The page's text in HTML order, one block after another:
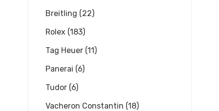
Breitling (22)
Rolex (183)
Tag Heuer (11)
Panerai (6)
Tudor (6)
Vacheron Constantin (18)